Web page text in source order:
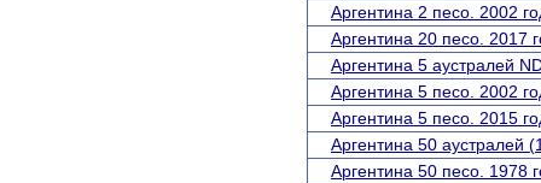
Аргентина 2 песо. 2002
Аргентина 20 песо. 2017
Аргентина 5 аустралей
Аргентина 5 песо. 2002
Аргентина 5 песо. 2015
Аргентина 50 аустралей
Аргентина 50 песо. 1978